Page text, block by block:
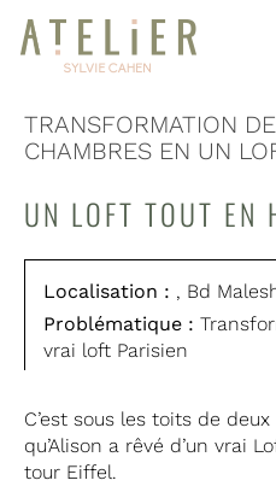
TRANSFORMATION
CHAMBRES EN UN
UN LOFT TOUT EN
Localisation : , Bd
Problématique :
vrai loft Parisien
C’est sous les toits de
qu’Alison a rêvé d’un vrai
tour Eiffel.